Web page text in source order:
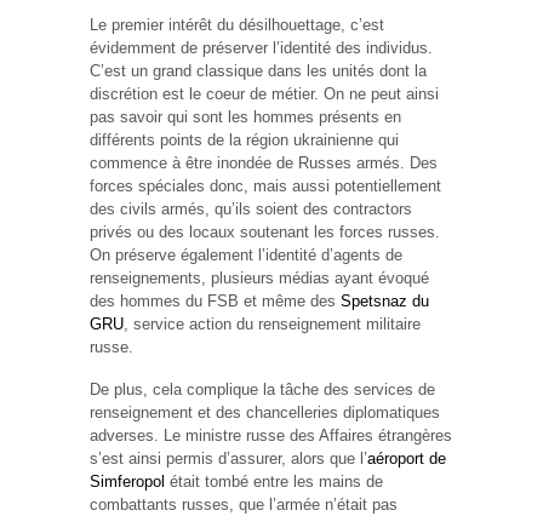
Le premier intérêt du désilhouettage, c’est
évidemment de préserver l’identité des individus.
C’est un grand classique dans les unités dont la
discrétion est le coeur de métier. On ne peut ainsi
pas savoir qui sont les hommes présents en
différents points de la région ukrainienne qui
commence à être inondée de Russes armés. Des
forces spéciales donc, mais aussi potentiellement
des civils armés, qu’ils soient des contractors
privés ou des locaux soutenant les forces russes.
On préserve également l’identité d’agents de
renseignements, plusieurs médias ayant évoqué
des hommes du FSB et même des Spetsnaz du
GRU, service action du renseignement militaire
russe.
De plus, cela complique la tâche des services de
renseignement et des chancelleries diplomatiques
adverses. Le ministre russe des Affaires étrangères
s’est ainsi permis d’assurer, alors que l’aéroport de
Simferopol était tombé entre les mains de
combattants russes, que l’armée n’était pas